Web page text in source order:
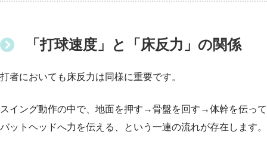
「打球速度」と「床反力」の関係
打者においても床反力は同様に重要です。
スイング動作の中で、地面を押す→骨盤を回す→体幹を伝って
バットヘッドへ力を伝える、という一連の流れが存在します。